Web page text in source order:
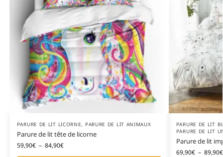
PARURE DE LIT LICORNE, PARURE DE LIT ANIMAUX
Parure de lit tête de licorne
59,90€ – 84,90€
PARURE DE LIT
PARURE DE LIT
Parure de lit
69,90€ – 89,90€